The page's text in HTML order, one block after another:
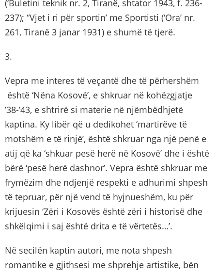
(‘Buletini teknik nr. 2, Tiranë, shtator 1943, f. 236-
237); “Vjet i ri për sportin’ me Sportisti (‘Ora’ nr.
261, Tiranë 3 janar 1931) e shumë të tjerë.
3.
Vepra me interes të veçantë dhe të përhershëm
është ‘Nëna Kosovë’, e shkruar në kohëzgjatje
’38-’43, e shtrirë si materie në njëmbëdhjetë
kaptina. Ky libër që u dedikohet ‘martirëve të
motshëm e të rinjë’, është shkruar nga një penë e
atij që ka ‘shkuar pesë herë në Kosovë’ dhe i është
bërë ‘pesë herë dashnor’. Vepra është shkruar me
frymëzim dhe ndjenjë respekti e adhurimi shpesh
të tepruar, për një vend të hyjnueshëm, ku për
krijuesin ‘Zëri i Kosovës është zëri i historisë dhe
shkëlqimi i saj është drita e të vërtetës…’.
Në secilën kaptin autori, me nota shpesh
romantike e gjithsesi me shprehje artistike, bën